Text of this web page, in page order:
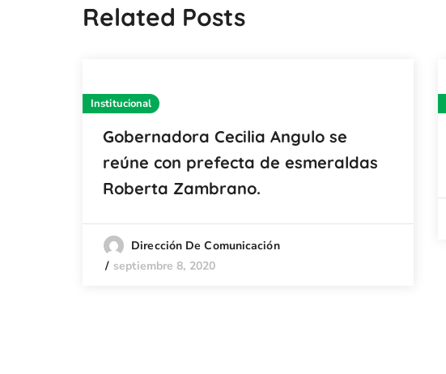
Related Posts
Institucional
Gobernadora Cecilia Angulo se
reúne con prefecta de esmeraldas
Roberta Zambrano.
Dirección De Comunicación
septiembre 8, 2020